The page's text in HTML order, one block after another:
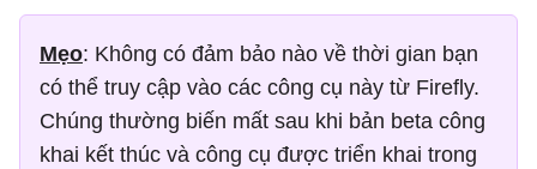
Mẹo: Không có đảm bảo nào về thời gian bạn
có thể truy cập vào các công cụ này từ Firefly.
Chúng thường biến mất sau khi bản beta công
khai kết thúc và công cụ được triển khai trong